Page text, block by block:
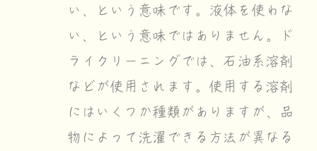
い、という意味です。液体を使わな
い、という意味ではありません。ド
ライクリーニングでは、石油系溶剤
などが使用されます。使用する溶剤
にはいくつか種類がありますが、品
物によって洗濯できる方法が異なる